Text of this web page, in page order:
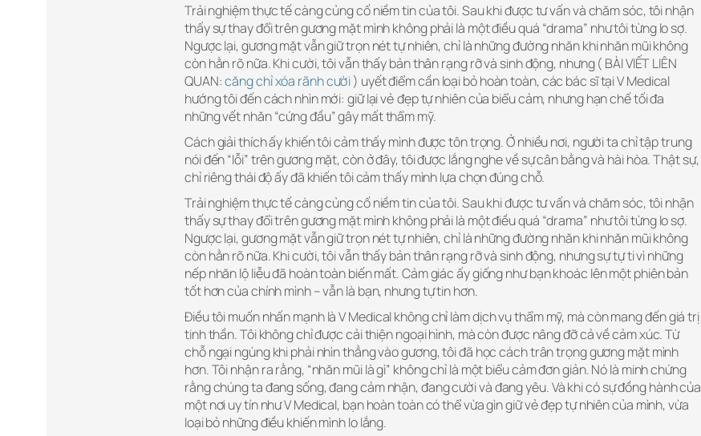
Trải nghiệm thực tế càng củng cố niềm tin của tôi. Sau khi được tư vấn và chăm sóc, tôi nhận
thấy sự thay đổi trên gương mặt mình không phải là một điều quá “drama” như tôi từng lo sợ.
Ngược lại, gương mặt vẫn giữ trọn nét tự nhiên, chỉ là những đường nhăn khi nhăn mũi không
còn hằn rõ nữa. Khi cười, tôi vẫn thấy bản thân rạng rỡ và sinh động, nhưng ( BÀI VIẾT LIÊN
QUAN:căng chỉ xóa rãnh cười) uyết điểm cần loại bỏ hoàn toàn, các bác sĩ tại V Medical
hướng tôi đến cách nhìn mới: giữ lại vẻ đẹp tự nhiên của biểu cảm, nhưng hạn chế tối đa
những vết nhăn “cứng đầu” gây mất thẩm mỹ.
Cách giải thích ấy khiến tôi cảm thấy mình được tôn trọng. Ở nhiều nơi, người ta chỉ tập trung
nói đến “lỗi” trên gương mặt, còn ở đây, tôi được lắng nghe về sự cân bằng và hài hòa. Thật sự,
chỉ riêng thái độ ấy đã khiến tôi cảm thấy mình lựa chọn đúng chỗ.
Trải nghiệm thực tế càng củng cố niềm tin của tôi. Sau khi được tư vấn và chăm sóc, tôi nhận
thấy sự thay đổi trên gương mặt mình không phải là một điều quá “drama” như tôi từng lo sợ.
Ngược lại, gương mặt vẫn giữ trọn nét tự nhiên, chỉ là những đường nhăn khi nhăn mũi không
còn hằn rõ nữa. Khi cười, tôi vẫn thấy bản thân rạng rỡ và sinh động, nhưng sự tự ti vì những
nếp nhăn lộ liễu đã hoàn toàn biến mất. Cảm giác ấy giống như bạn khoác lên một phiên bản
tốt hơn của chính mình – vẫn là bạn, nhưng tự tin hơn.
Điều tôi muốn nhấn mạnh là V Medical không chỉ làm dịch vụ thẩm mỹ, mà còn mang đến giá trị
tinh thần. Tôi không chỉ được cải thiện ngoại hình, mà còn được nâng đỡ cả về cảm xúc. Từ
chỗ ngại ngùng khi phải nhìn thẳng vào gương, tôi đã học cách trân trọng gương mặt mình
hơn. Tôi nhận ra rằng, “nhăn mũi là gì” không chỉ là một biểu cảm đơn giản. Nó là minh chứng
rằng chúng ta đang sống, đang cảm nhận, đang cười và đang yêu. Và khi có sự đồng hành của
một nơi uy tín như V Medical, bạn hoàn toàn có thể vừa gìn giữ vẻ đẹp tự nhiên của mình, vừa
loại bỏ những điều khiến mình lo lắng.